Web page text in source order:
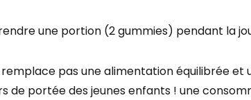
une portion (2 gummies) pendant la
pas une alimentation équilibrée et
de portée des jeunes enfants ! une